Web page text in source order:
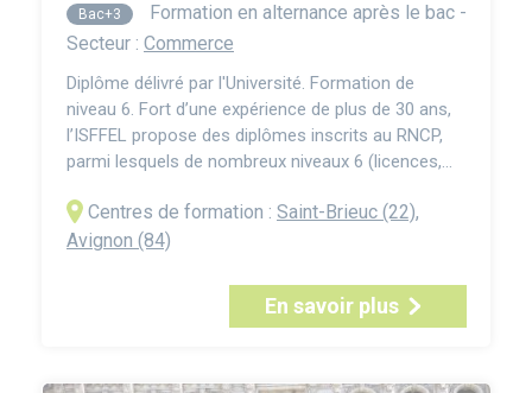
Bac+3
Formation en alternance après le bac -
Secteur : Commerce
Diplôme délivré par l'Université. Formation de
niveau 6. Fort d’une expérience de plus de 30 ans,
l’ISFFEL propose des diplômes inscrits au RNCP,
parmi lesquels de nombreux niveaux 6 (licences,
à trois ans de formation après le bac. Ce Bachelor
Universitaire de Technologie (BUT) forme aux
Centres de formation : Saint-Brieuc (22),
Avignon (84)
En savoir plus